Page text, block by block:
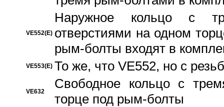
VE552(E)
Наружное кольцо с
отверстиями на одном
рым-болты входят в
VE553(E) То же, что VE552, но с
VE632
Свободное кольцо с
торце под рым-болты